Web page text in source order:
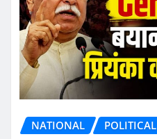
NATIONAL POLITICAL